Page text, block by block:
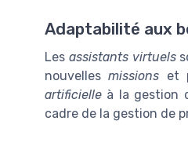
Adaptabilité aux
Les assistants virtuels
nouvellesmissions et
artificielle à la gestion
cadre de la gestion de